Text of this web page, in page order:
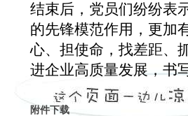
结束后，党员们纷纷表
的先锋模范作用，更加
心、担使命，找差距、
进企业高质量发展，书
附件下载